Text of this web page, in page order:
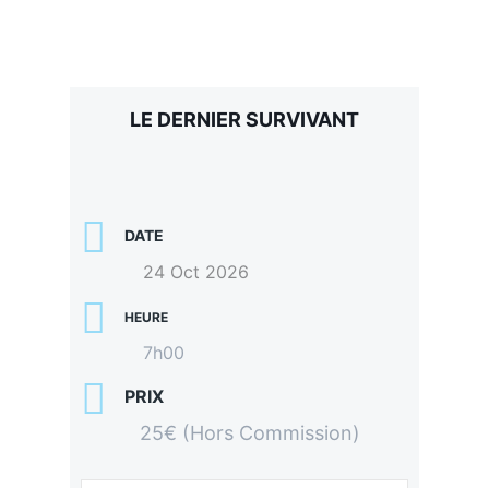
LE DERNIER SURVIVANT
DATE
24 Oct 2026
HEURE
7h00
PRIX
25€ (Hors Commission)